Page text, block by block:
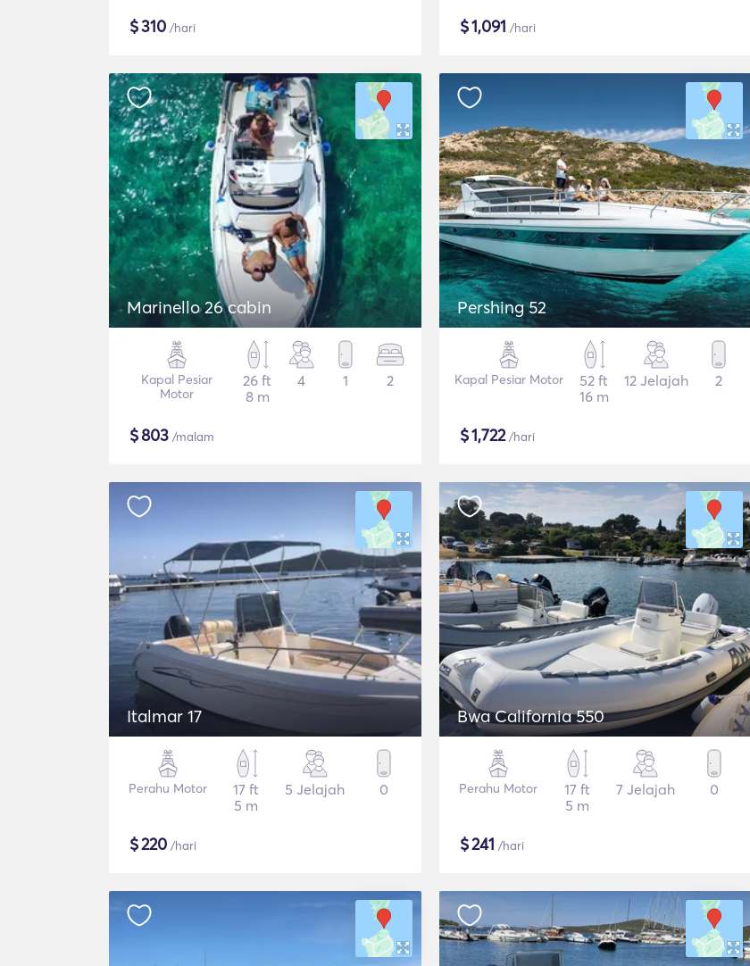
$310 /hari $1,091 /hari
Marinello 26 cabin
Kapal Pesiar
Motor
26 ft
8 m
4 1 2
$803 /malam
Pershing 52
Kapal Pesiar Motor
52 ft
16 m
12 Jelajah 2
$1,722/hari
Italmar 17
Perahu Motor
17 ft
5 m
5 Jelajah 0
$220 /hari
Bwa California 550
Perahu Motor
17 ft
5 m
7 Jelajah 0
$241 /hari